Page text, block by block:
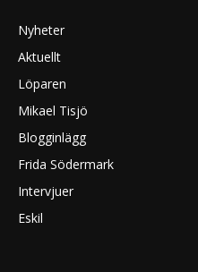
Nyheter
Aktuellt
Löparen
Mikael Tisjö
Blogginlägg
Frida Södermark
Intervjuer
Eskil